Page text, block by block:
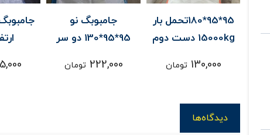
جامبوبگ نو
95*95*130 دو سر
15000kg
222,000 تومان
جامبوبگ دست دوم
ارتفاع 160
125,000 تومان
فروش
دیدگاه‌ها